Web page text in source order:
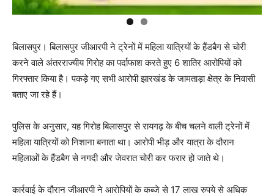
बिलासपुर। बिलासपुर जीआरपी ने ट्रेनों में महिला यात्रियों के हैंडबैग से चोरी
करने वाले अंतरराज्यीय गिरोह का पर्दाफाश करते हुए 6 शातिर आरोपियों को
गिरफ्तार किया है। पकड़े गए सभी आरोपी झारखंड के जामताड़ा क्षेत्र के निवासी
बताए जा रहे हैं।
पुलिस के अनुसार, यह गिरोह बिलासपुर से रायगढ़ के बीच चलने वाली ट्रेनों में
महिला यात्रियों को निशाना बनाता था। आरोपी भीड़ और यात्रा के दौरान
महिलाओं के हैंडबैग से नगदी और जेवरात चोरी कर फरार हो जाते थे।
कार्रवाई के दौरान जीआरपी ने आरोपियों के कब्जे से 17 लाख रुपये से अधिक